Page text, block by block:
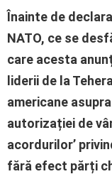
Înainte de
NATO, ce se
care acesta
liderii de la
americane
autorizației de
acordurilor’
fără efect părți